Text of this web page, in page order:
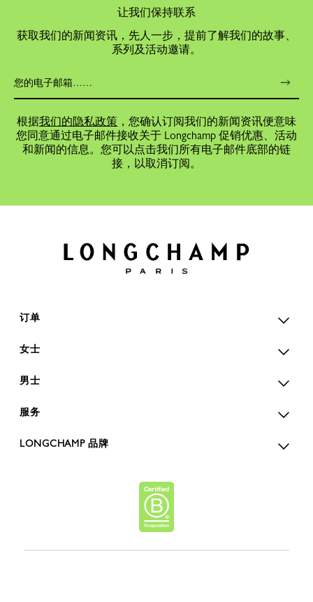
让我们保持联系
获取我们的新闻资讯，先人一步，提前了解我们的故事、
系列及活动邀请。
根据我们的隐私政策 ，您确认订阅我们的新闻资讯便意味
您同意通过电子邮件接收关于 Longchamp 促销优惠、活动
和新闻的信息。您可以点击我们所有电子邮件底部的链
接，以取消订阅。
订单
女士
男士
服务
LONGCHAMP 品牌